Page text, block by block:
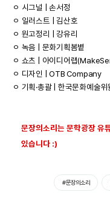
ㅇ 시그널 | 손서정
ㅇ 일러스트 | 김산호
ㅇ 원고정리 | 강유리
ㅇ 녹음 | 문화기획봄볕
ㅇ 쇼츠 | 아이디어랩
ㅇ 디자인 | OTB Company
ㅇ 기획·총괄 | 한국문화예술
문장의소리는 문학광장 유
있습니다 :)
#문장의소리